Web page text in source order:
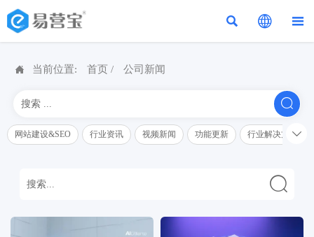
  
 当前位置: 首页 / 公司新闻

网站建设&SEO 行业资讯 视频新闻 功能更新 行业解决方案解读

